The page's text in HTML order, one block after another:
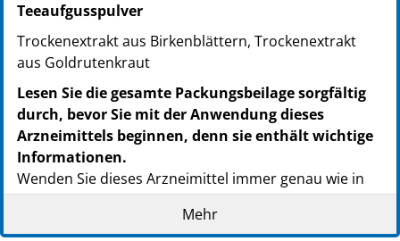
PPN: 110268072012
NTIN: 04150026807209
Teeaufgusspulver
Trockenextrakt aus Birkenblättern, Trockenextrakt
aus Goldrutenkraut
Lesen Sie die gesamte Packungsbeilage sorgfältig
durch, bevor Sie mit der Anwendung dieses
Arzneimittels beginnen, denn sie enthält wichtige
Informationen.
Wenden Sie dieses Arzneimittel immer genau wie in
dieser Packungsbeilage beschrieben bzw. genau nach
Anweisung Ihres Arztes oder Apothekers an.
Mehr